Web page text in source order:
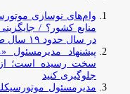
وام‌های نوسازی
در سال حدود ۱۹ سال طول می‌کشد
پیشنهاد مدیرمسئول
سخت رسیده است؛ از
جلوگیری کنید
مدیرمسئول